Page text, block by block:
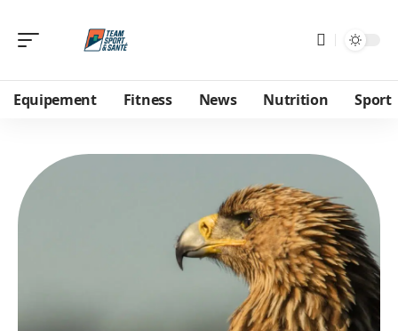
Equipement Fitness News Nutrition Sport